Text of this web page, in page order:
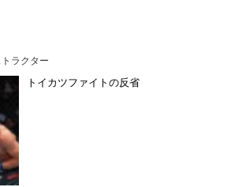
ラクター
トイカツファイトの反省